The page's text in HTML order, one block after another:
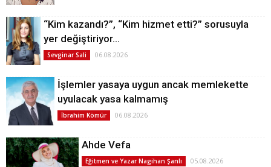
“Kim kazandı?”, “Kim hizmet etti?” sorusuyla
yer değiştiriyor…
Sevginar Sali 06.08.2026
İşlemler yasaya uygun ancak memlekette
uyulacak yasa kalmamış
İbrahim Kömür 06.08.2026
Ahde Vefa
Eğitmen ve Yazar Nagihan Şanlı 05.08.2026